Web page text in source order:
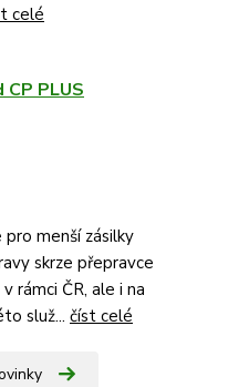
celé
PLUS
menší zásilky
skrze přepravce
rámci ČR, ale i na
služ... číst celé